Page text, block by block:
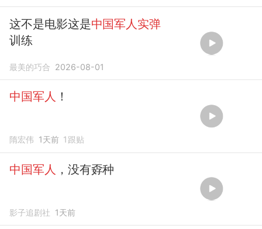
这不是电影这是中国军人实弹
训练
最美的巧合 2026-08-01
中国军人 ！
隋宏伟 1天前 1 跟贴
中国军人 ，没有孬种
影子追剧社 1天前